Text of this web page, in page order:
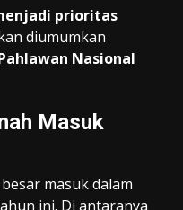
prioritas
diumumkan
Nasional
Masuk
masuk dalam
ini. Di antaranya